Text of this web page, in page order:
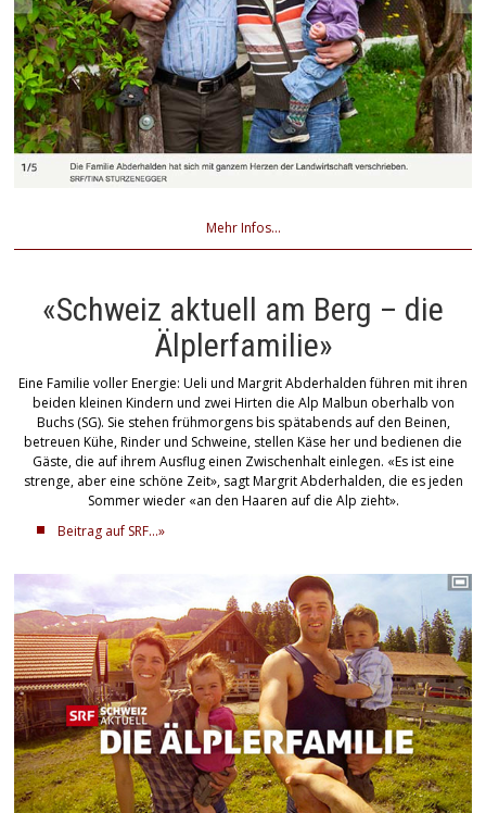
Mehr Infos...
«Schweiz aktuell am Berg – die
Älplerfamilie»
Eine Familie voller Energie: Ueli und Margrit Abderhalden führen mit ihren
beiden kleinen Kindern und zwei Hirten die Alp Malbun oberhalb von
Buchs (SG). Sie stehen frühmorgens bis spätabends auf den Beinen,
betreuen Kühe, Rinder und Schweine, stellen Käse her und bedienen die
Gäste, die auf ihrem Ausflug einen Zwischenhalt einlegen. «Es ist eine
strenge, aber eine schöne Zeit», sagt Margrit Abderhalden, die es jeden
Sommer wieder «an den Haaren auf die Alp zieht».
Beitrag auf SRF...»